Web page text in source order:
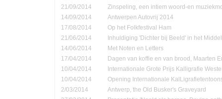
21/09/2014
Zinspeling, een intiem woord-en
14/09/2014
Antwerpen Autovrij 2014
17/08/2014
Op het Folkfestival Ham
21/06/2014
Inhuldiging 'Dichter bij Beeld' in het
14/06/2014
Met Noten en Letters
17/04/2014
Dagen van koffie en van brood, Maarten
10/04/2014
Internationale Grote Prijs Kalligrafie
10/04/2014
Opening Internationale
2/03/2014
Antwerp, the Old Busker's Graveyard